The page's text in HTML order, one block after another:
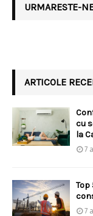
URMARESTE-
ARTICOLE
cu
la
7
Top
7